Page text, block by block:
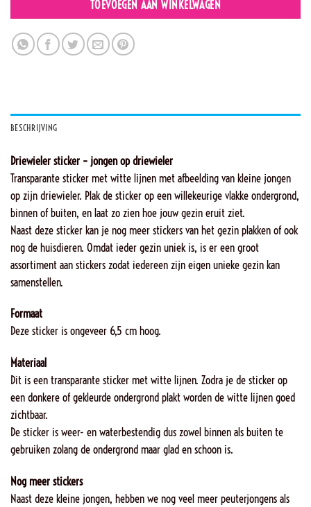
TOEVOEGEN AAN WINKELWAGEN
BESCHRIJVING
Driewieler sticker – jongen op driewieler
Transparante sticker met witte lijnen met afbeelding van kleine jongen
op zijn driewieler. Plak de sticker op een willekeurige vlakke ondergrond,
binnen of buiten, en laat zo zien hoe jouw gezin eruit ziet.
Naast deze sticker kan je nog meer stickers van het gezin plakken of ook
nog de huisdieren. Omdat ieder gezin uniek is, is er een groot
assortiment aan stickers zodat iedereen zijn eigen unieke gezin kan
samenstellen.
Formaat
Deze sticker is ongeveer 6,5 cm hoog.
Materiaal
Dit is een transparante sticker met witte lijnen. Zodra je de sticker op
een donkere of gekleurde ondergrond plakt worden de witte lijnen goed
zichtbaar.
De sticker is weer- en waterbestendig dus zowel binnen als buiten te
gebruiken zolang de ondergrond maar glad en schoon is.
Nog meer stickers
Naast deze kleine jongen, hebben we nog veel meer peuterjongens als